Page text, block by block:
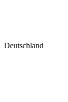
Deutschland